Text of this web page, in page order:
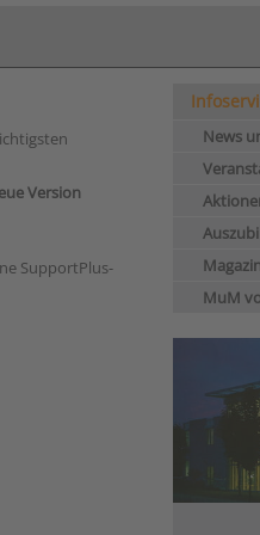
Version
SupportPlus-
News
MuM